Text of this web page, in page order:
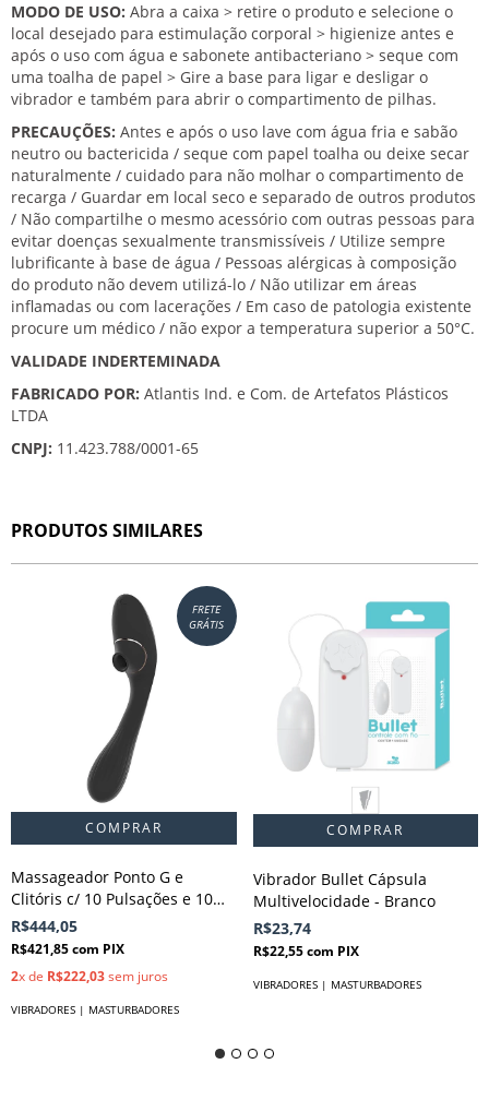
MODO DE USO: Abra a caixa > retire o produto e selecione o
local desejado para estimulação corporal > higienize antes e
após o uso com água e sabonete antibacteriano > seque com
uma toalha de papel > Gire a base para ligar e desligar o
vibrador e também para abrir o compartimento de pilhas.
PRECAUÇÕES: Antes e após o uso lave com água fria e sabão
neutro ou bactericida / seque com papel toalha ou deixe secar
naturalmente / cuidado para não molhar o compartimento de
recarga / Guardar em local seco e separado de outros produtos
/ Não compartilhe o mesmo acessório com outras pessoas para
evitar doenças sexualmente transmissíveis / Utilize sempre
lubrificante à base de água / Pessoas alérgicas à composição
do produto não devem utilizá-lo / Não utilizar em áreas
inflamadas ou com lacerações / Em caso de patologia existente
procure um médico / não expor a temperatura superior a 50°C.
VALIDADE INDERTEMINADA
FABRICADO POR: Atlantis Ind. e Com. de Artefatos Plásticos
LTDA
CNPJ: 11.423.788/0001-65
PRODUTOS SIMILARES
FRETE
GRÁTIS
Massageador Ponto G e
Clitóris c/ 10 Pulsações e 10
Vibrações (Dina) - NV Toys
R$444,05
R$421,85com PIX
2x de R$222,03sem juros
VIBRADORES | MASTURBADORES
Vibrador Bullet Cápsula
Multivelocidade - Branco
R$23,74
R$22,55com PIX
VIBRADORES | MASTURBADORES